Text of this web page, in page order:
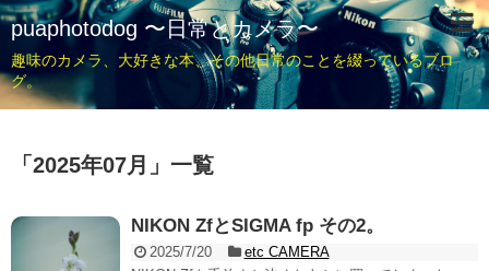
puaphotodog 〜日常とカメラ〜
趣味のカメラ、大好きな本、その他日常のことを綴っているブロ
グ。
「 2025年07月 」 一覧
NIKON ZfとSIGMA fp その2。
2025/7/20
etc CAMERA